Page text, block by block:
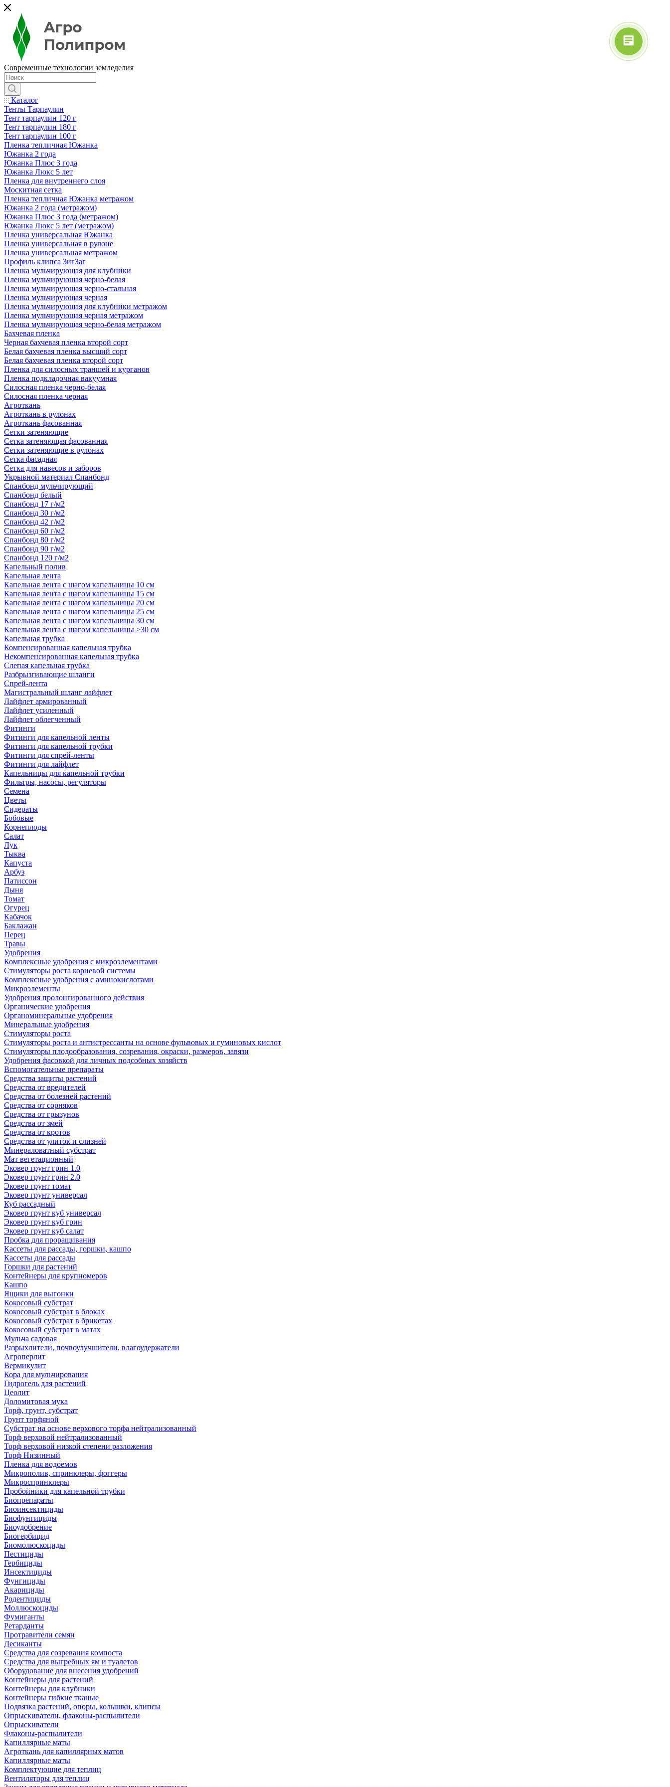
Современные технологии земледелия
Каталог
Тенты Тарпаулин
Тент тарпаулин 120 г
Тент тарпаулин 180 г
Тент тарпаулин 100 г
Пленка тепличная Южанка
Южанка 2 года
Южанка Плюс 3 года
Южанка Люкс 5 лет
Пленка для внутреннего слоя
Москитная сетка
Пленка тепличная Южанка метражом
Южанка 2 года (метражом)
Южанка Плюс 3 года (метражом)
Южанка Люкс 5 лет (метражом)
Пленка универсальная Южанка
Пленка универсальная в рулоне
Пленка универсальная метражом
Профиль клипса ЗигЗаг
Пленка мульчирующая для клубники
Пленка мульчирующая черно-белая
Пленка мульчирующая черно-стальная
Пленка мульчирующая черная
Пленка мульчирующая для клубники метражом
Пленка мульчирующая черная метражом
Пленка мульчирующая черно-белая метражом
Бахчевая пленка
Черная бахчевая пленка второй сорт
Белая бахчевая пленка высший сорт
Белая бахчевая пленка второй сорт
Пленка для силосных траншей и курганов
Пленка подкладочная вакуумная
Силосная пленка черно-белая
Силосная пленка черная
Агроткань
Агроткань в рулонах
Агроткань фасованная
Сетки затеняющие
Сетка затеняющая фасованная
Сетки затеняющие в рулонах
Сетка фасадная
Сетка для навесов и заборов
Укрывной материал Спанбонд
Спанбонд мульчирующий
Спанбонд белый
Спанбонд 17 г/м2
Спанбонд 30 г/м2
Спанбонд 42 г/м2
Спанбонд 60 г/м2
Спанбонд 80 г/м2
Спанбонд 90 г/м2
Спанбонд 120 г/м2
Капельный полив
Капельная лента
Капельная лента с шагом капельницы 10 см
Капельная лента с шагом капельницы 15 см
Капельная лента с шагом капельницы 20 см
Капельная лента с шагом капельницы 25 см
Капельная лента с шагом капельницы 30 см
Капельная лента с шагом капельницы >30 см
Капельная трубка
Компенсированная капельная трубка
Некомпенсированная капельная трубка
Слепая капельная трубка
Разбрызгивающие шланги
Спрей-лента
Магистральный шланг лайфлет
Лайфлет армированный
Лайфлет усиленный
Лайфлет облегченный
Фитинги
Фитинги для капельной ленты
Фитинги для капельной трубки
Фитинги для спрей-ленты
Фитинги для лайфлет
Капельницы для капельной трубки
Фильтры, насосы, регуляторы
Семена
Цветы
Сидераты
Бобовые
Корнеплоды
Салат
Лук
Тыква
Капуста
Арбуз
Патиссон
Дыня
Томат
Огурец
Кабачок
Баклажан
Перец
Травы
Удобрения
Комплексные удобрения с микроэлементами
Стимуляторы роста корневой системы
Комплексные удобрения с аминокислотами
Микроэлементы
Удобрения пролонгированного действия
Органические удобрения
Органоминеральные удобрения
Минеральные удобрения
Стимуляторы роста
Стимуляторы роста и антистрессанты на основе фульвовых и гуминовых кислот
Стимуляторы плодообразования, созревания, окраски, размеров, завязи
Удобрения фасовкой для личных подсобных хозяйств
Вспомогательные препараты
Средства защиты растений
Средства от вредителей
Средства от болезней растений
Средства от сорняков
Средства от грызунов
Средства от змей
Средства от кротов
Средства от улиток и слизней
Минераловатный субстрат
Мат вегетационный
Эковер грунт грин 1.0
Эковер грунт грин 2.0
Эковер грунт томат
Эковер грунт универсал
Куб рассадный
Эковер грунт куб универсал
Эковер грунт куб грин
Эковер грунт куб салат
Пробка для проращивания
Кассеты для рассады, горшки, кашпо
Кассеты для рассады
Горшки для растений
Контейнеры для крупномеров
Кашпо
Ящики для выгонки
Кокосовый субстрат
Кокосовый субстрат в блоках
Кокосовый субстрат в брикетах
Кокосовый субстрат в матах
Мульча садовая
Разрыхлители, почвоулучшители, влагоудержатели
Агроперлит
Вермикулит
Кора для мульчирования
Гидрогель для растений
Цеолит
Доломитовая мука
Торф, грунт, субстрат
Грунт торфяной
Субстрат на основе верхового торфа нейтрализованный
Торф верховой нейтрализованный
Торф верховой низкой степени разложения
Торф Низинный
Пленка для водоемов
Микрополив, спринклеры, фоггеры
Микроспринклеры
Пробойники для капельной трубки
Биопрепараты
Биоинсектициды
Биофунгициды
Биоудобрение
Биогербицид
Биомолюскоциды
Пестициды
Гербициды
Инсектициды
Фунгициды
Акарициды
Родентициды
Моллюскоциды
Фумиганты
Ретарданты
Протравители семян
Десиканты
Средства для созревания компоста
Средства для выгребных ям и туалетов
Оборудование для внесения удобрений
Контейнеры для растений
Контейнеры для клубники
Контейнеры гибкие тканые
Подвязка растений, опоры, колышки, клипсы
Опрыскиватели, флаконы-распылители
Опрыскиватели
Флаконы-распылители
Капиллярные маты
Агроткань для капиллярных матов
Капиллярные маты
Комплектующие для теплиц
Вентиляторы для теплиц